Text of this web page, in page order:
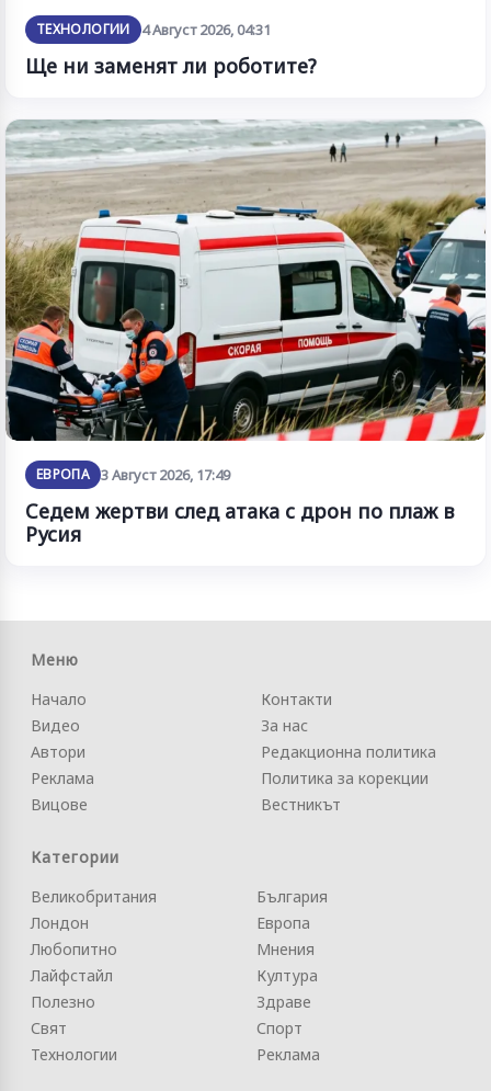
ТЕХНОЛОГИИ 4 Август 2026, 04:31
Ще ни заменят ли роботите?
ЕВРОПА 3 Август 2026, 17:49
Седем жертви след атака с дрон по плаж в
Русия
Меню
Начало
Видео
Автори
Реклама
Вицове
Контакти
За нас
Редакционна политика
Политика за корекции
Вестникът
Категории
Великобритания
Лондон
Любопитно
Лайфстайл
Полезно
Свят
Технологии
България
Европа
Мнения
Култура
Здраве
Спорт
Реклама